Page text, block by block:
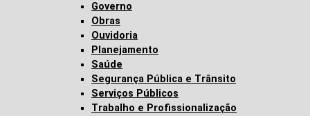
Governo
Obras
Ouvidoria
Planejamento
Saúde
Segurança Pública e Trânsito
Serviços Públicos
Trabalho e Profissionalização